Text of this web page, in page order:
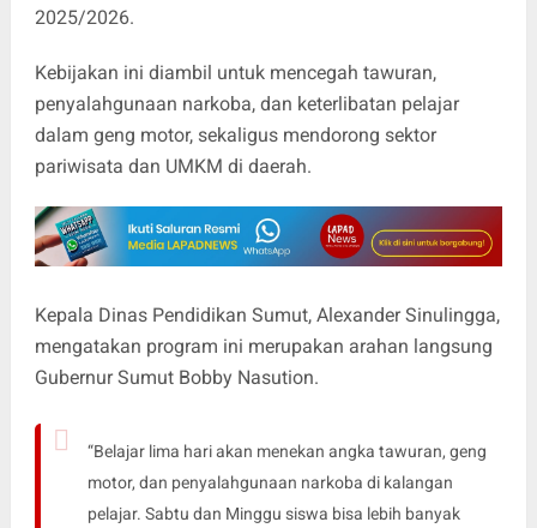
2025/2026.
Kebijakan ini diambil untuk mencegah tawuran,
penyalahgunaan narkoba, dan keterlibatan pelajar
dalam geng motor, sekaligus mendorong sektor
pariwisata dan UMKM di daerah.
Kepala Dinas Pendidikan Sumut, Alexander Sinulingga,
mengatakan program ini merupakan arahan langsung
Gubernur Sumut Bobby Nasution.
“Belajar lima hari akan menekan angka tawuran, geng
motor, dan penyalahgunaan narkoba di kalangan
pelajar. Sabtu dan Minggu siswa bisa lebih banyak